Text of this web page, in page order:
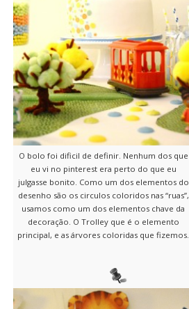
O bolo foi dificil de definir. Nenhum dos que
eu vi no pinterest era perto do que eu
julgasse bonito. Como um dos elementos do
desenho são os circulos coloridos nas “ruas”,
usamos como um dos elementos chave da
decoração. O Trolley que é o elemento
principal, e as árvores coloridas que fizemos.